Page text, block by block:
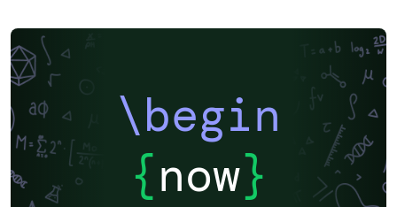
\begin
{now}